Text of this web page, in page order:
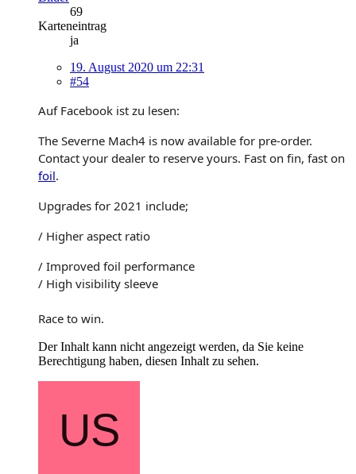
69
Karteneintrag
ja
19. August 2020 um 22:31
#54
Auf Facebook ist zu lesen:
The Severne Mach4 is now available for pre-order.
Contact your dealer to reserve yours. Fast on fin, fast on
foil.
Upgrades for 2021 include;
/ Higher aspect ratio
/ Improved foil performance
/ High visibility sleeve
Race to win.
Der Inhalt kann nicht angezeigt werden, da Sie keine
Berechtigung haben, diesen Inhalt zu sehen.